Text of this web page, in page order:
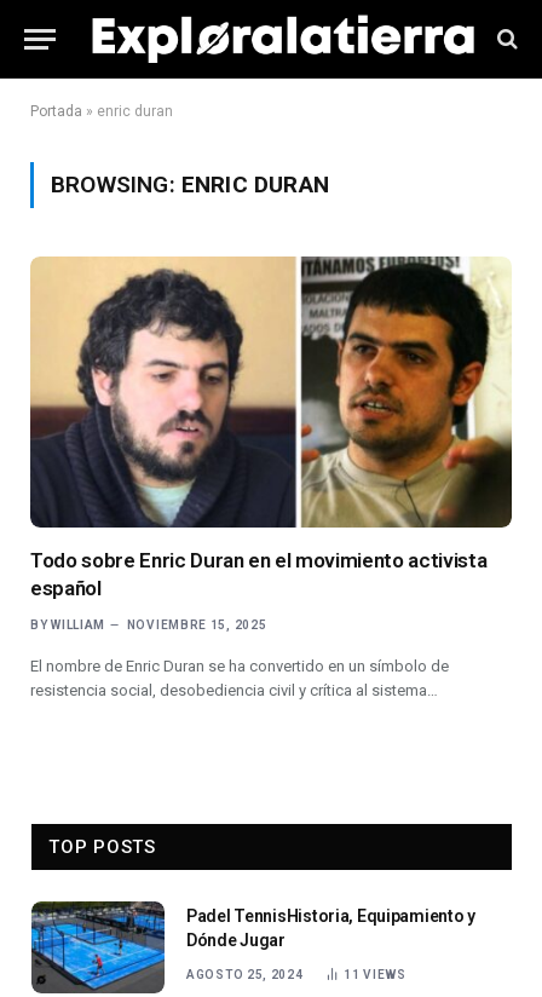
Portada » enric duran
BROWSING: ENRIC DURAN
Todo sobre Enric Duran en el movimiento activista
español
BY WILLIAM NOVIEMBRE 15, 2025
El nombre de Enric Duran se ha convertido en un símbolo de
resistencia social, desobediencia civil y crítica al sistema…
TOP POSTS
Padel TennisHistoria, Equipamiento y
Dónde Jugar
AGOSTO 25, 2024 11VIEWS